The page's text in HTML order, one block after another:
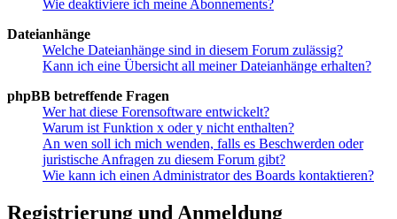
Wie deaktiviere ich meine Abonnements?
Dateianhänge
Welche Dateianhänge sind in diesem Forum zulässig?
Kann ich eine Übersicht all meiner Dateianhänge erhalten?
phpBB betreffende Fragen
Wer hat diese Forensoftware entwickelt?
Warum ist Funktion x oder y nicht enthalten?
An wen soll ich mich wenden, falls es Beschwerden oder
juristische Anfragen zu diesem Forum gibt?
Wie kann ich einen Administrator des Boards kontaktieren?
Registrierung und Anmeldung